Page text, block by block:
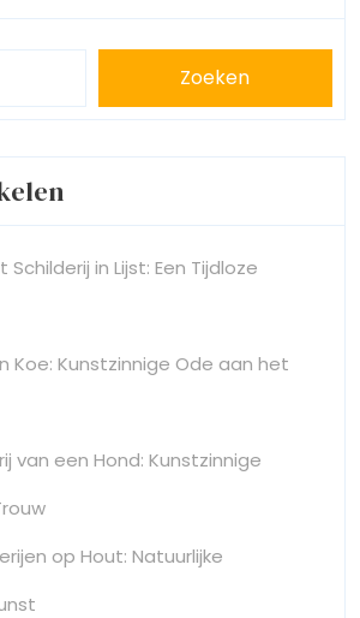
Zoeken
in Lijst: Een Tijdloze
Koe: Kunstzinnige Ode aan het
van een Hond: Kunstzinnige
op Hout: Natuurlijke